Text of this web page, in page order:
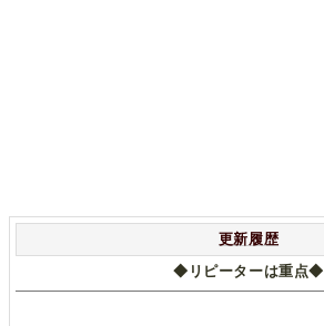
更新履歴
◆リピーターは重点◆